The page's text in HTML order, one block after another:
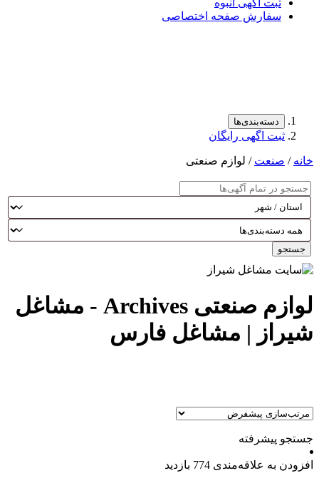
سفارش صفحه اختصاصی
دسته‌بندی‌ها
ثبت اگهی رایگان
خانه / صنعت / لوازم صنعتی
جستجو
لوازم صنعتی Archives - مشاغل
شیراز | مشاغل فارس
جستجو پیشرفته
افزودن به علاقه‌مندی 774 بازدید